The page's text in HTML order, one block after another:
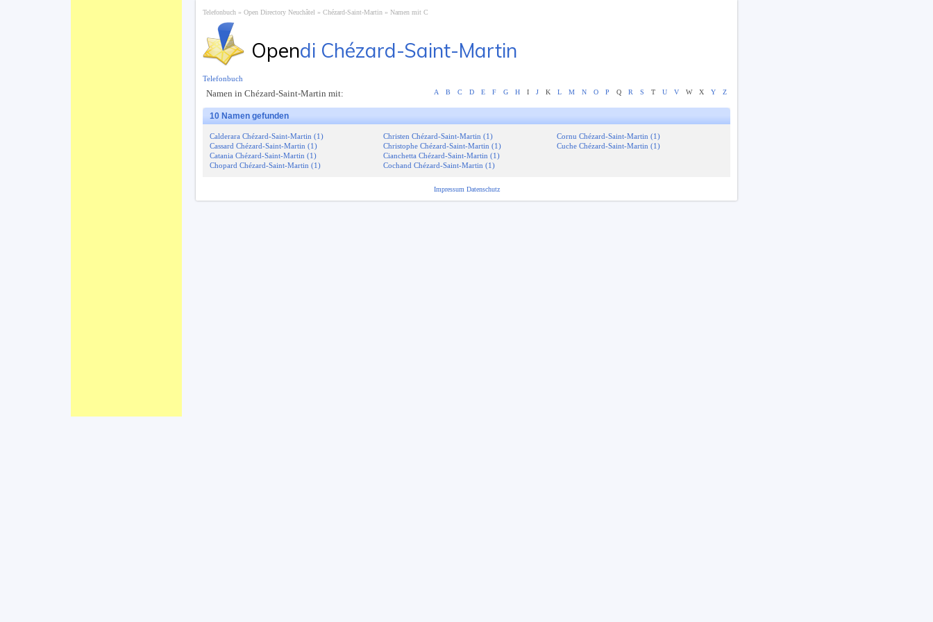
Telefonbuch Open Directory Neuchâtel Chézard-Saint-Martin Namen mit C
Opendi Chézard-Saint-Martin
Namen in Chézard-Saint-Martin mit: A B C D E F G H I J K L M N O P Q R S T U V W X Y Z
10 Namen gefunden
Calderara Chézard-Saint-Martin (1)
Cassard Chézard-Saint-Martin (1)
Catania Chézard-Saint-Martin (1)
Chopard Chézard-Saint-Martin (1)
Christen Chézard-Saint-Martin (1)
Christophe Chézard-Saint-Martin (1)
Cianchetta Chézard-Saint-Martin (1)
Cochand Chézard-Saint-Martin (1)
Cornu Chézard-Saint-Martin (1)
Cuche Chézard-Saint-Martin (1)
Telefonbuch
Impressum Datenschutz